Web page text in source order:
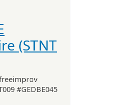
(STNT
#GEDBE045